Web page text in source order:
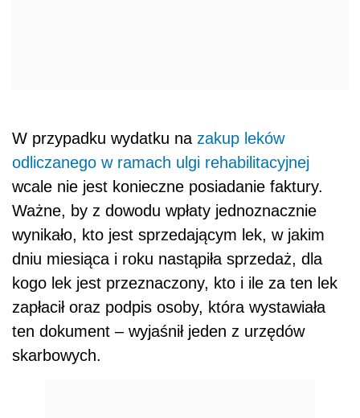
W przypadku wydatku na zakup leków
odliczanego w ramach ulgi rehabilitacyjnej
wcale nie jest konieczne posiadanie faktury.
Ważne, by z dowodu wpłaty jednoznacznie
wynikało, kto jest sprzedającym lek, w jakim
dniu miesiąca i roku nastąpiła sprzedaż, dla
kogo lek jest przeznaczony, kto i ile za ten lek
zapłacił oraz podpis osoby, która wystawiała
ten dokument – wyjaśnił jeden z urzędów
skarbowych.